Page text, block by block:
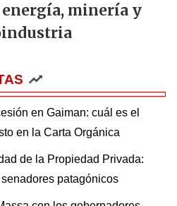
energía, minería y
en Gaiman: cuál es el
en la Carta Orgánica
de la Propiedad Privada:
patagónicos